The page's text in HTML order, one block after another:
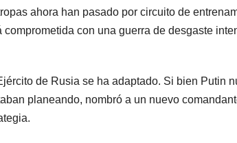
ahora han pasado por circuito de
con una guerra de desgaste
de Rusia se ha adaptado. Si bien Putin
planeando, nombró a un nuevo